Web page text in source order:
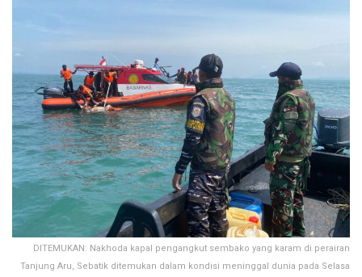
DITEMUKAN: Nakhoda kapal pengangkut sembako yang karam di perairan
Tanjung Aru, Sebatik ditemukan dalam kondisi meninggal dunia pada Selasa